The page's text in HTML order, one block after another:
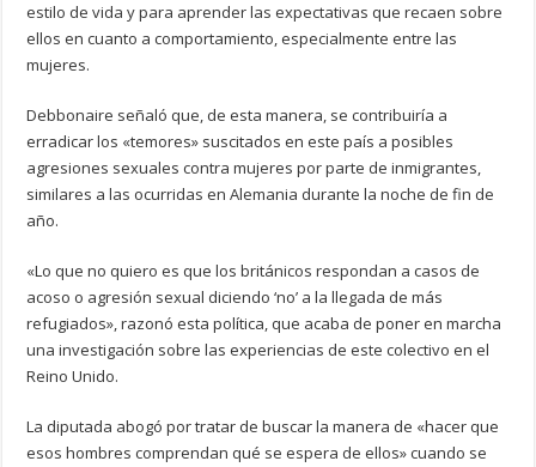
estilo de vida y para aprender las expectativas que recaen sobre
ellos en cuanto a comportamiento, especialmente entre las
mujeres.
Debbonaire señaló que, de esta manera, se contribuiría a
erradicar los «temores» suscitados en este país a posibles
agresiones sexuales contra mujeres por parte de inmigrantes,
similares a las ocurridas en Alemania durante la noche de fin de
año.
«Lo que no quiero es que los británicos respondan a casos de
acoso o agresión sexual diciendo ‘no’ a la llegada de más
refugiados», razonó esta política, que acaba de poner en marcha
una investigación sobre las experiencias de este colectivo en el
Reino Unido.
La diputada abogó por tratar de buscar la manera de «hacer que
esos hombres comprendan qué se espera de ellos» cuando se